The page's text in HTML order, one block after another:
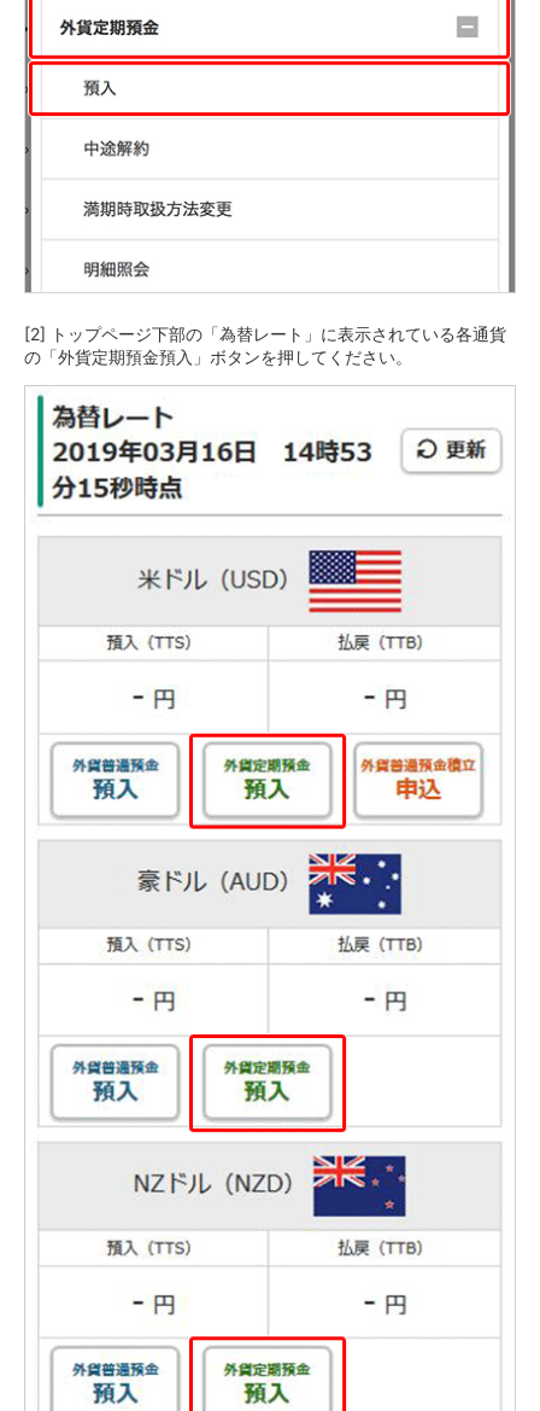
住宅ローン
お借換えの方
フラット35
リ・バース60
カードローン
目的別ローン
目的別ローンマイページ
がん保険
就業不能保険
認知症保険
海外旅行保険
国内旅行傷害保険
スマホ保険
傷害保険
クレジットカード
インターネットバンキング
アプリ
TOP
イオン銀行PayB
イオングループアプリ
AEON Pay
口座振替サービス
自動入金サービス
WEB即時決済サービス
公営競技
サービス
Myステージ
相続・税務のご相談
電子マネーWAON
北海道・東北
[2] トップページ下部の「為替レート」に表示されている各通貨
の「外貨定期預金預入」ボタンを押してください。